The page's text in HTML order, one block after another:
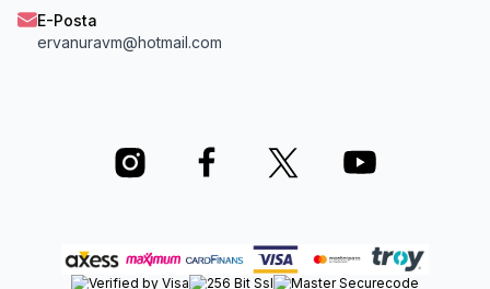
E-Posta
ervanuravm@hotmail.com